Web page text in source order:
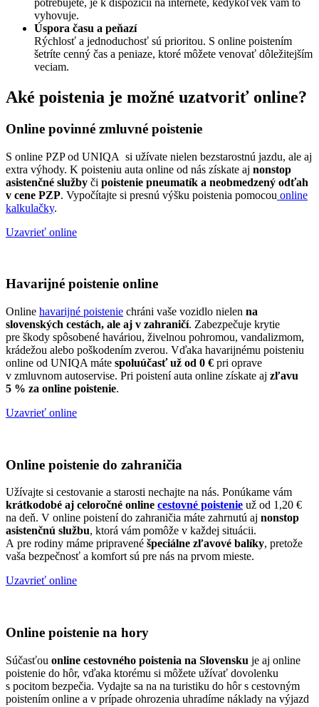
potrebujete, je k dispozícii na internete, kedykoľvek vám to
vyhovuje.
Úspora času a peňazí
Rýchlosť a jednoduchosť sú prioritou. S online poistením
šetríte cenný čas a peniaze, ktoré môžete venovať dôležitejším
veciam.
Aké poistenia je možné uzatvoriť online?
Online povinné zmluvné poistenie
S online PZP od UNIQA si užívate nielen bezstarostnú jazdu, ale aj
extra výhody. K poisteniu auta online od nás získate aj nonstop
asistenčné služby či poistenie pneumatík a neobmedzený odťah
v cene PZP. Vypočítajte si presnú výšku poistenia pomocou online
kalkulačky.
Uzavrieť online
Havarijné poistenie online
Online havarijné poistenie chráni vaše vozidlo nielen na
slovenských cestách, ale aj v zahraničí. Zabezpečuje krytie
pre škody spôsobené haváriou, živelnou pohromou, vandalizmom,
krádežou alebo poškodením zverou. Vďaka havarijnému poisteniu
online od UNIQA máte spoluúčasť už od 0 € pri oprave
v zmluvnom autoservise. Pri poistení auta online získate aj zľavu
5 % za online poistenie.
Uzavrieť online
Online poistenie do zahraničia
Užívajte si cestovanie a starosti nechajte na nás. Ponúkame vám
krátkodobé aj celoročné online cestovné poistenie už od 1,20 €
na deň. V online poistení do zahraničia máte zahrnutú aj nonstop
asistenčnú službu, ktorá vám pomôže v každej situácii.
A pre rodiny máme pripravené špeciálne zľavové balíky, pretože
vaša bezpečnosť a komfort sú pre nás na prvom mieste.
Uzavrieť online
Online poistenie na hory
Súčasťou online cestovného poistenia na Slovensku je aj online
poistenie do hôr, vďaka ktorému si môžete užívať dovolenku
s pocitom bezpečia. Vydajte sa na na turistiku do hôr s cestovným
poistením online a v prípade ohrozenia uhradíme náklady na výjazd